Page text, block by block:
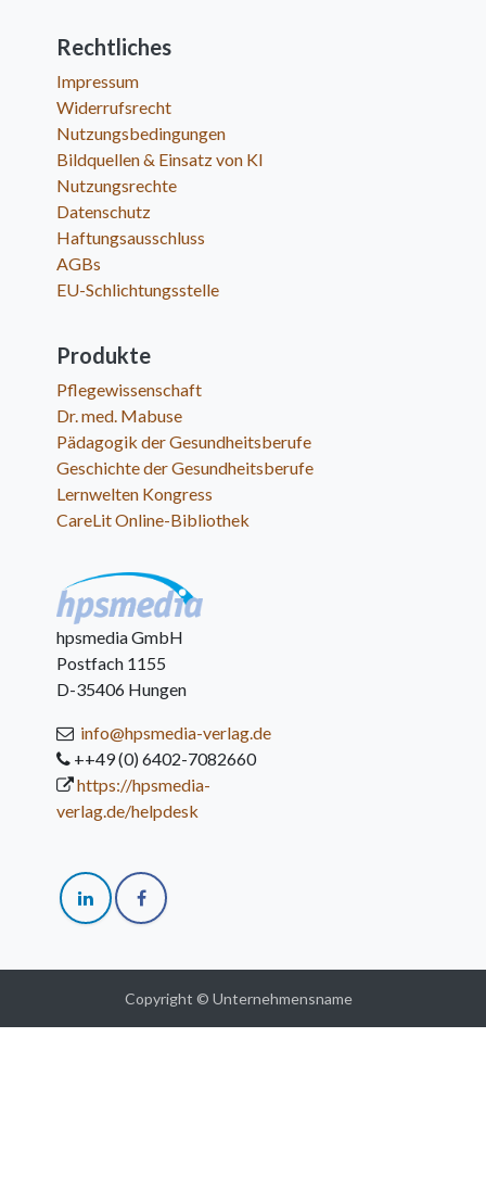
Rechtliches
Impressum
Widerrufsrecht
Nutzungsbedingungen
Bildquellen & Einsatz von KI
Nutzungsrechte
Datenschutz
Haftungsausschluss
AGBs
EU-Schlichtungsstelle
Produkte
Pflegewissenschaft
Dr. med. Mabuse
Pädagogik der Gesundheitsberufe
Geschichte der Gesundheitsberufe
Lernwelten Kongress
CareLit Online-Bibliothek
hpsmedia GmbH
Postfach 1155
D-35406 Hungen
info@hpsmedia-verlag.de
++49 (0) 6402-7082660
https://hpsmedia-
verlag.de/helpdesk
Copyright © Unternehmensname